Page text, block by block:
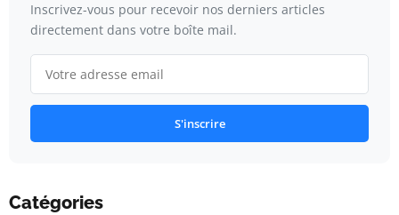
Inscrivez-vous pour recevoir nos derniers articles
directement dans votre boîte mail.
S'inscrire
Catégories